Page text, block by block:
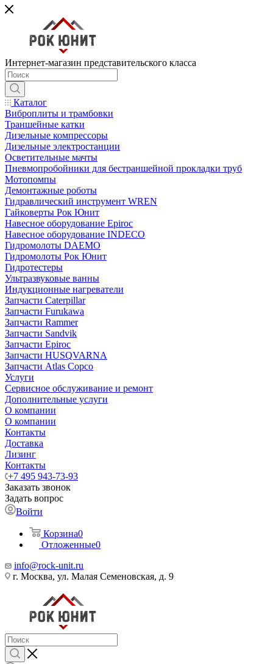
Интернет-магазин представительского класса
Каталог
Виброплиты и трамбовки
Траншейные катки
Дизельные компрессоры
Дизельные электростанции
Осветительные мачты
Пневмопробойники для бестраншейной прокладки труб
Мотопомпы
Демонтажные роботы
Гидравлический инструмент WREN
Гайковерты Рок Юнит
Навесное оборудование Epiroc
Навесное оборудование INDECO
Гидромолоты DAEMO
Гидромолоты Рок Юнит
Гидротестеры
Ультразвуковые ванны
Индукционные нагреватели
Запчасти Caterpillar
Запчасти Furukawa
Запчасти Rammer
Запчасти Sandvik
Запчасти Epiroc
Запчасти HUSQVARNA
Запчасти Atlas Copco
Услуги
Сервисное обслуживание и ремонт
Дополнительные услуги
О компании
О компании
Контакты
Доставка
Лизинг
Контакты
+7 495 943-73-93
Заказать звонок
Задать вопрос
Войти
Корзина0
Отложенные0
info@rock-unit.ru
г. Москва, ул. Малая Семеновская, д. 9